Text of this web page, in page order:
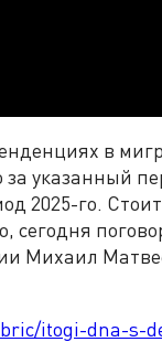
в
за указанный
2025-го.
сегодня
Михаил
itogi-dna-s-